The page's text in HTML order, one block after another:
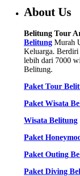
About Us
Belitung Tour
Belitung Murah
Keluarga. Berdiri
lebih dari 7000
Belitung.
Paket Tour
Paket Wisata
Wisata Belitung
Paket
Paket Outing
Paket Diving